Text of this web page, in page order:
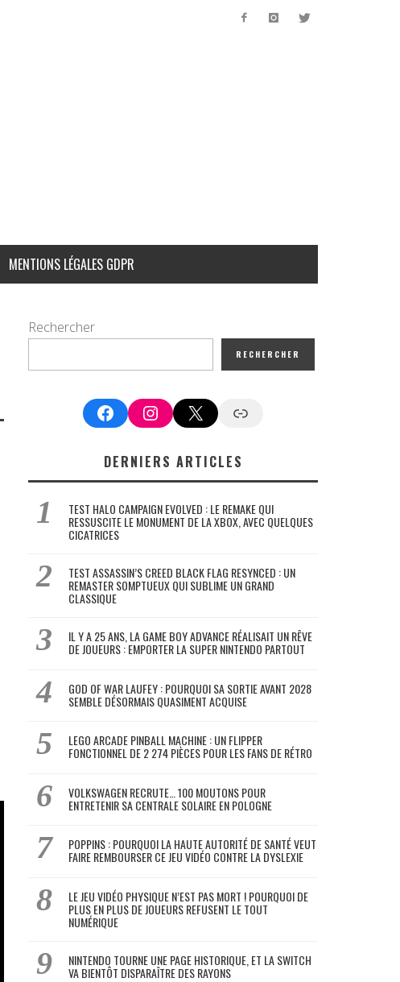
MENTIONS LÉGALES GDPR
Rechercher
RECHERCHER
FacebookInstagram
X Google News
DERNIERS ARTICLES
TEST HALO CAMPAIGN EVOLVED : LE REMAKE QUI
RESSUSCITE LE MONUMENT DE LA XBOX, AVEC QUELQUES
CICATRICES
TEST ASSASSIN’S CREED BLACK FLAG RESYNCED : UN
REMASTER SOMPTUEUX QUI SUBLIME UN GRAND
CLASSIQUE
IL Y A 25 ANS, LA GAME BOY ADVANCE RÉALISAIT UN RÊVE
DE JOUEURS : EMPORTER LA SUPER NINTENDO PARTOUT
GOD OF WAR LAUFEY : POURQUOI SA SORTIE AVANT 2028
SEMBLE DÉSORMAIS QUASIMENT ACQUISE
LEGO ARCADE PINBALL MACHINE : UN FLIPPER
FONCTIONNEL DE 2 274 PIÈCES POUR LES FANS DE RÉTRO
VOLKSWAGEN RECRUTE… 100 MOUTONS POUR
ENTRETENIR SA CENTRALE SOLAIRE EN POLOGNE
POPPINS : POURQUOI LA HAUTE AUTORITÉ DE SANTÉ VEUT
FAIRE REMBOURSER CE JEU VIDÉO CONTRE LA DYSLEXIE
LE JEU VIDÉO PHYSIQUE N’EST PAS MORT ! POURQUOI DE
PLUS EN PLUS DE JOUEURS REFUSENT LE TOUT
NUMÉRIQUE
NINTENDO TOURNE UNE PAGE HISTORIQUE, ET LA SWITCH
VA BIENTÔT DISPARAÎTRE DES RAYONS